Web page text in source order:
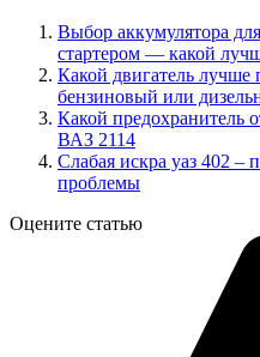
Выбор аккумулятора
стартером — какой
Какой двигатель лучше
бензиновый или
Какой предохранитель
ВАЗ 2114
Слабая искра уаз 402 –
проблемы
Оцените статью